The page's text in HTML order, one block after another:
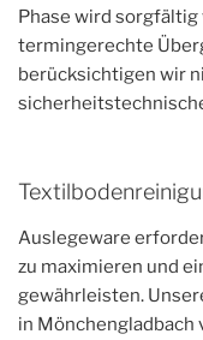
Phase wird
termingerechte
berücksichtigen wir
Auslegeware
zu maximieren und
gewährleisten.
in